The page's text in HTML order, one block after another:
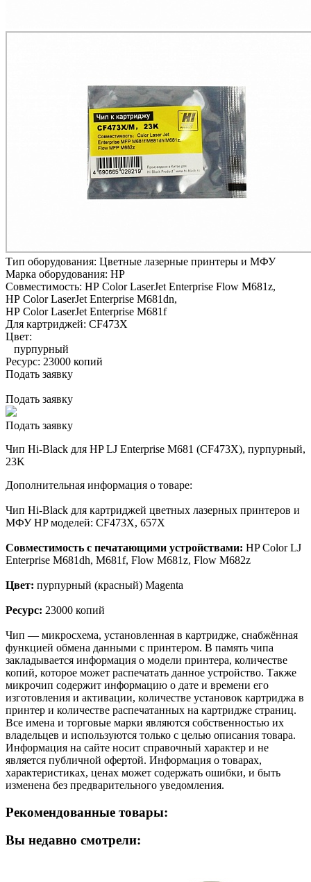
Тип оборудования: Цветные лазерные принтеры и МФУ
Марка оборудования: HP
Совместимость: HP Color LaserJet Enterprise Flow M681z,
HP Color LaserJet Enterprise M681dn,
HP Color LaserJet Enterprise M681f
Для картриджей: CF473X
Цвет:
пурпурный
Ресурс: 23000 копий
Подать заявку
Подать заявку
Подать заявку
Чип Hi-Black для HP LJ Enterprise M681 (CF473X), пурпурный,
23K
Дополнительная информация о товаре:
Чип Hi-Black для картриджей цветных лазерных принтеров и
МФУ HP моделей: CF473X, 657X
Совместимость с печатающими устройствами: HP Color LJ
Enterprise M681dh, M681f, Flow M681z, Flow M682z
Цвет: пурпурный (красный) Magenta
Ресурс: 23000 копий
Чип — микросхема, установленная в картридже, снабжённая
функцией обмена данными с принтером. В память чипа
закладывается информация о модели принтера, количестве
копий, которое может распечатать данное устройство. Также
микрочип содержит информацию о дате и времени его
изготовления и активации, количестве установок картриджа в
принтер и количестве распечатанных на картридже страниц.
Все имена и торговые марки являются собственностью их
владельцев и используются только с целью описания товара.
Информация на сайте носит справочный характер и не
является публичной офертой. Информация о товарах,
характеристиках, ценах может содержать ошибки, и быть
изменена без предварительного уведомления.
Рекомендованные товары:
Вы недавно смотрели: